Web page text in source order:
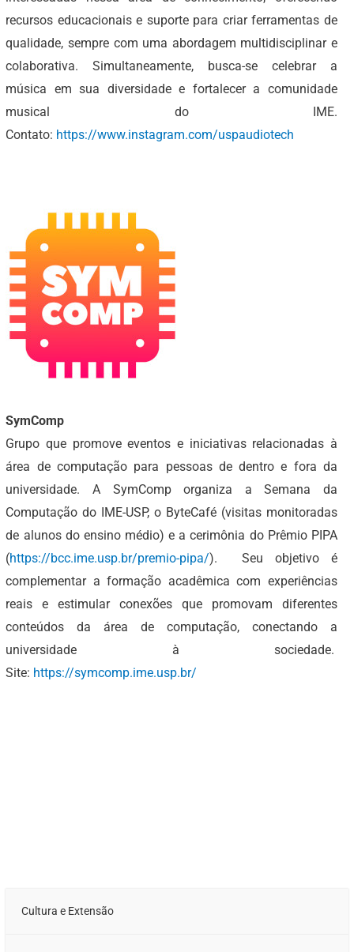
Cultura e Extensão
recursos educacionais e suporte para criar ferramentas de
qualidade, sempre com uma abordagem multidisciplinar e
colaborativa. Simultaneamente, busca-se celebrar a
música em sua diversidade e fortalecer a comunidade
musical do IME.
Contato: https://www.instagram.com/uspaudiotech
SymComp
Grupo que promove eventos e iniciativas relacionadas à
área de computação para pessoas de dentro e fora da
universidade. A SymComp organiza a Semana da
Computação do IME-USP, o ByteCafé (visitas monitoradas
de alunos do ensino médio) e a cerimônia do Prêmio PIPA
(https://bcc.ime.usp.br/premio-pipa/). Seu objetivo é
complementar a formação acadêmica com experiências
reais e estimular conexões que promovam diferentes
conteúdos da área de computação, conectando a
universidade à sociedade.
Site: https://symcomp.ime.usp.br/